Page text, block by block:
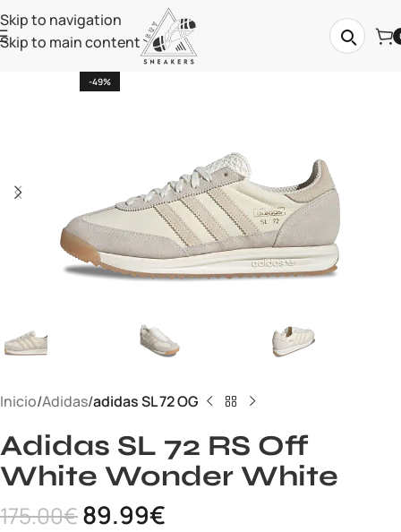
Skip to navigation
Skip to main content
-49%
Inicio Adidas adidas SL 72 OG
Adidas SL 72 RS Off
White Wonder White
175.00€89.99€